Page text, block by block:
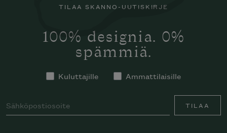
TILAA SKANNO-UUTISKIRJE
100% designia. 0%
spämmiä.
Kuluttajille Ammattilaisille
TILAA